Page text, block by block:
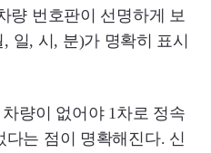
량 번호판이 선명하게 보
일, 시, 분)가 명확히 표시
량이 없어야 1차로 정속
는 점이 명확해진다. 신